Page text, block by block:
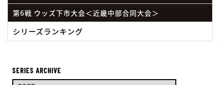
第6戦 ウッズ下市大会＜近畿中部合同大会＞
シリーズランキング
SERIES ARCHIVE